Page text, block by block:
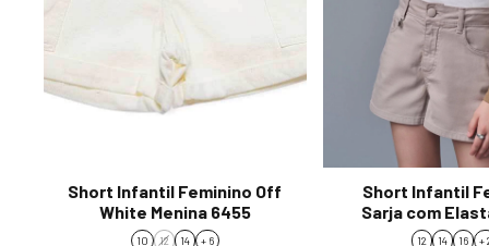
Short Infantil Feminino Off
White Menina 6455
10 12 14 + 6
Short Infantil
Sarja com
White
12 14 16 +